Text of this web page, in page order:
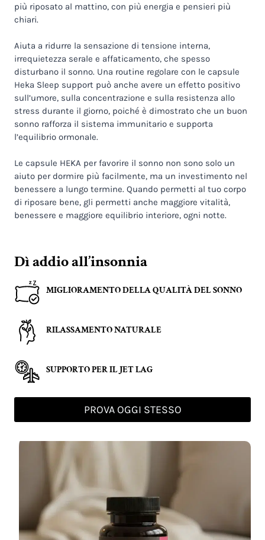
più riposato al mattino, con più energia e pensieri più
chiari.
Aiuta a ridurre la sensazione di tensione interna,
irrequietezza serale e affaticamento, che spesso
disturbano il sonno. Una routine regolare con le capsule
Heka Sleep support può anche avere un effetto positivo
sull’umore, sulla concentrazione e sulla resistenza allo
stress durante il giorno, poiché è dimostrato che un buon
sonno rafforza il sistema immunitario e supporta
l’equilibrio ormonale.
Le capsule HEKA per favorire il sonno non sono solo un
aiuto per dormire più facilmente, ma un investimento nel
benessere a lungo termine. Quando permetti al tuo corpo
di riposare bene, gli permetti anche maggiore vitalità,
benessere e maggiore equilibrio interiore, ogni notte.
Dì addio all’insonnia
MIGLIORAMENTO DELLA QUALITÀ DEL SONNO
RILASSAMENTO NATURALE
SUPPORTO PER IL JET LAG
PROVA OGGI STESSO